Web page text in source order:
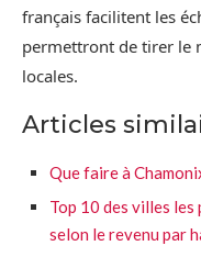
français facilitent les
permettront de tirer le
locales.
Articles
Que faire à
Top 10 des villes les
selon le revenu par